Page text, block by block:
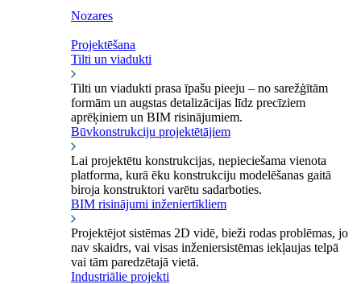
Nozares
Projektēšana
Tilti un viadukti
Tilti un viadukti prasa īpašu pieeju – no sarežģītām
formām un augstas detalizācijas līdz precīziem
aprēķiniem un BIM risinājumiem.
Būvkonstrukciju projektētājiem
Lai projektētu konstrukcijas, nepieciešama vienota
platforma, kurā ēku konstrukciju modelēšanas gaitā
biroja konstruktori varētu sadarboties.
BIM risinājumi inženiertīkliem
Projektējot sistēmas 2D vidē, bieži rodas problēmas, jo
nav skaidrs, vai visas inženiersistēmas iekļaujas telpā
vai tām paredzētajā vietā.
Industriālie projekti